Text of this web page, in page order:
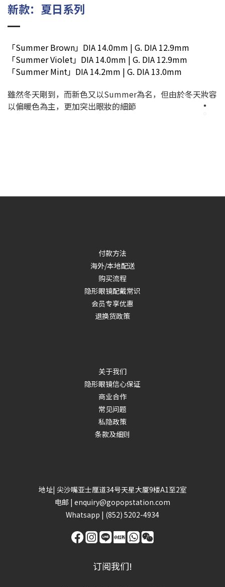
新款：夏日系列
「Summer Brown」 DIA 14.0mm | G. DIA 12.9mm
「Summer Violet」DIA 14.0mm | G. DIA 12.9mm
「Summer Mint」DIA 14.2mm | G. DIA 13.0mm
雖然冬天剛到，而新色又以Summer為名，但由於冬天妝容
以偏暖色為主，更加突出眼妝的細節
付款方法
海外/本地配送
购买流程
隐形眼镜配戴常识
会员专享优惠
退换货政策
关于我们
隐形眼镜信心保证
商业合作
常见问题
私隐政策
条款及细则
地址| 尖沙嘴亚士厘道34号天星大厦9楼A1至2室
电邮 | enquiry@gopopstation.com
Whatsapp | (852) 5202-4934
订阅我们!